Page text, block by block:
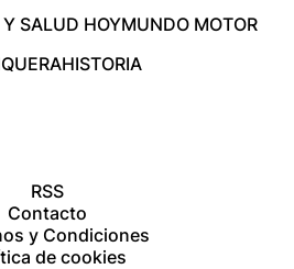
SALUD HOYMUNDO MOTOR
HISTORIA
RSS
Contacto
y Condiciones
de cookies